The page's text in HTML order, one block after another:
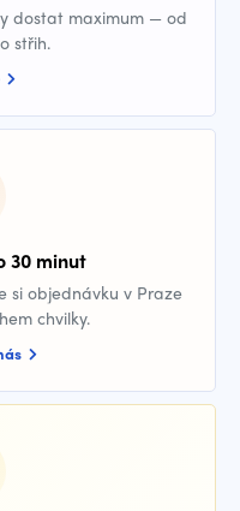
dostat maximum — od
střih.
30 minut
si objednávku v Praze
chvilky.